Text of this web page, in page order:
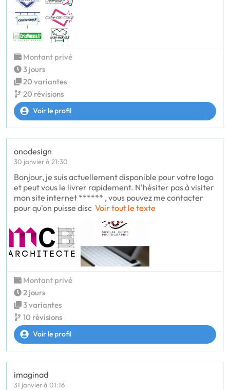
Montant privé
3 jours
20 variantes
20 révisions
Voir le profil
onodesign
30 janvier à 21:30
Bonjour, je suis actuellement disponible pour votre logo
et peut vous le livrer rapidement. N'hésiter pas à visiter
mon site internet ****** , vous pouvez me contacter
pour qu'on puisse disc Voir tout le texte
Montant privé
2 jours
3 variantes
10 révisions
Voir le profil
imaginad
31 janvier à 01:16